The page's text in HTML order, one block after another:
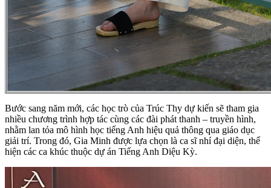
Bước sang năm mới, các học trò của Trúc Thy dự kiến sẽ tham gia
nhiều chương trình hợp tác cùng các đài phát thanh – truyền hình,
nhằm lan tỏa mô hình học tiếng Anh hiệu quả thông qua giáo dục
giải trí. Trong đó, Gia Minh được lựa chọn là ca sĩ nhí đại diện, thể
hiện các ca khúc thuộc dự án Tiếng Anh Diệu Kỳ.